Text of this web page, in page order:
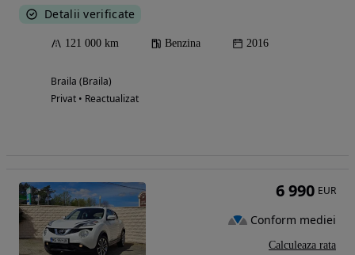
Detalii verificate
121 000 km Benzina 2016
Braila (Braila)
Privat • Reactualizat
6 990 EUR
Conform mediei
Calculeaza rata